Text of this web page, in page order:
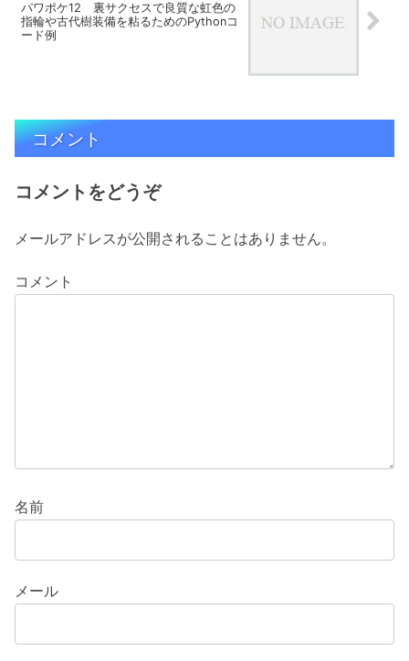
パワポケ12 裏サクセスで良質な虹色の
指輪や古代樹装備を粘るためのPythonコ
ード例
コメント
コメントをどうぞ
メールアドレスが公開されることはありません。
コメント
名前
メール